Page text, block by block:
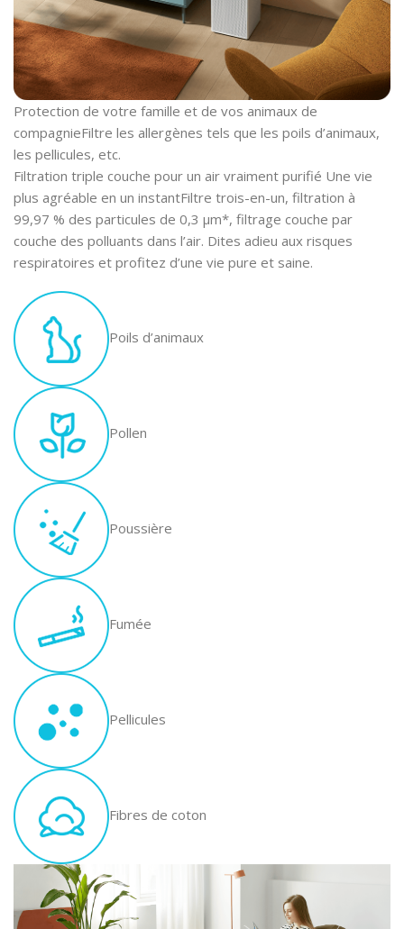
Protection de votre famille et de vos animaux de
compagnieFiltre les allergènes tels que les poils d’animaux,
les pellicules, etc.
Filtration triple couche pour un air vraiment purifié Une vie
plus agréable en un instantFiltre trois-en-un, filtration à
99,97 % des particules de 0,3 μm*, filtrage couche par
couche des polluants dans l’air. Dites adieu aux risques
respiratoires et profitez d’une vie pure et saine.
Poils d’animaux
Pollen
Poussière
Fumée
Pellicules
Fibres de coton